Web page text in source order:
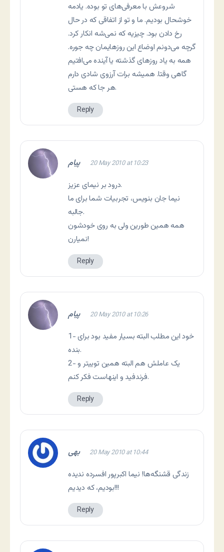
شروعش با معرفی‌های تو بوده. یادمه
خوشحال بودیم. ما و تو از اتفاقی که در حال
رخ دادن بود. چیزیه که نمی‌شه انکار کرد.
گرچه می‌دونم اوضاع این روزهایمان چه جوره.
همه به یاد روزهای گذشته یا آینده می‌افتیم
گاهی وقتا. همیشه برات آرزوی شادی دارم
هر جا که هستی.
Reply
پیام 20 May 2010 at 10:23
درود بر نیمای عزیز.
نیما جان بنویس، تجربیات شما برای ما
جالبه.
همه همین طورین ولی به روی خودشون
نمیارن!
Reply
پیام 20 May 2010 at 10:26
1- خود این مطلب البته بسیار مفید بود برای
بنده.
2- یک عاملش هم البته همین توییتر و
فرندفید و اینهاست فکر کنم.
Reply
بهی 20 May 2010 at 10:44
زندگی قشنگه‌ها! نیما اکبرپور افسرده ندیده
بودیم، که دیدیم!!!
Reply